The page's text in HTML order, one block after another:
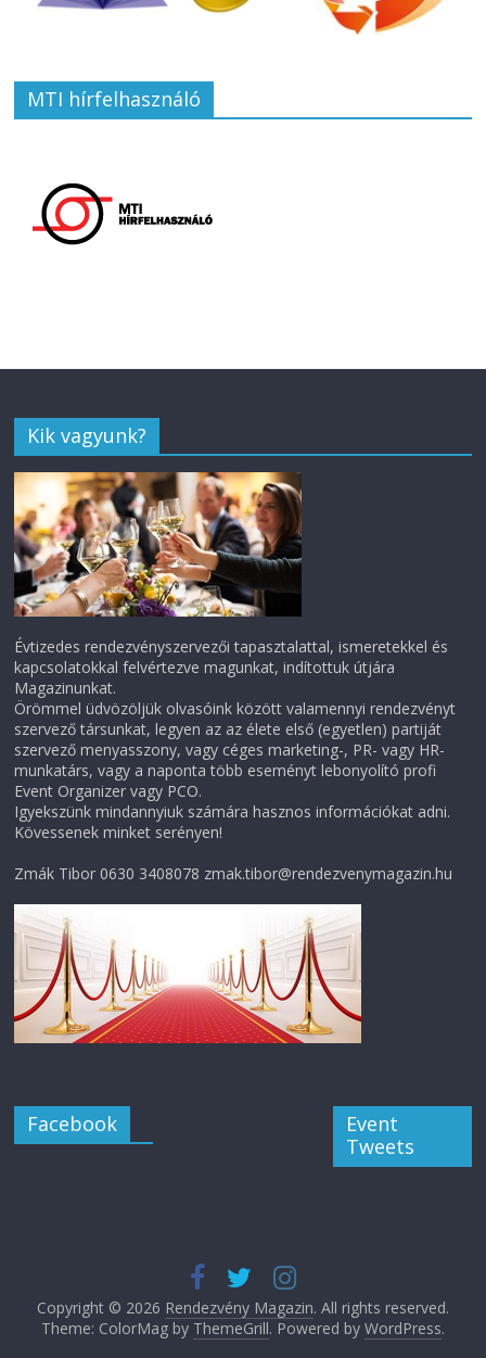
MTI hírfelhasználó
Kik vagyunk?
Évtizedes rendezvényszervezői tapasztalattal, ismeretekkel és
kapcsolatokkal felvértezve magunkat, indítottuk útjára
Magazinunkat.
Örömmel üdvözöljük olvasóink között valamennyi rendezvényt
szervező társunkat, legyen az az élete első (egyetlen) partiját
szervező menyasszony, vagy céges marketing-, PR- vagy HR-
munkatárs, vagy a naponta több eseményt lebonyolító profi
Event Organizer vagy PCO.
Igyekszünk mindannyiuk számára hasznos információkat adni.
Kövessenek minket serényen!
Zmák Tibor 0630 3408078 zmak.tibor@rendezvenymagazin.hu
Facebook
Event
Tweets
Copyright © 2026 Rendezvény Magazin. All rights reserved.
Theme: ColorMag by ThemeGrill. Powered by WordPress.